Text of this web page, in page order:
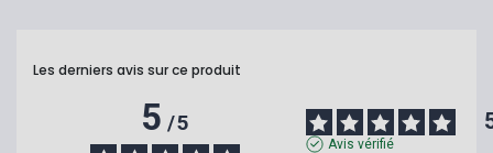
Les derniers avis sur ce produit
5/5
Avis vérifié